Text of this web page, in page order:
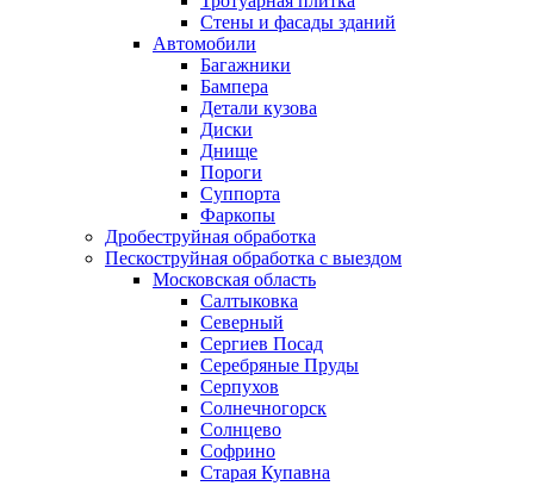
Стены и фасады зданий
Автомобили
Багажники
Бампера
Детали кузова
Диски
Днище
Пороги
Суппорта
Фаркопы
Дробеструйная обработка
Пескоструйная обработка с выездом
Московская область
Салтыковка
Северный
Сергиев Посад
Серебряные Пруды
Серпухов
Солнечногорск
Солнцево
Софрино
Старая Купавна